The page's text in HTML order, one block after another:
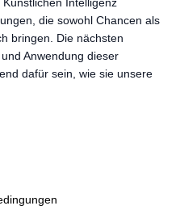
die sowohl Chancen als
bringen. Die nächsten
Anwendung dieser
dafür sein, wie sie unsere